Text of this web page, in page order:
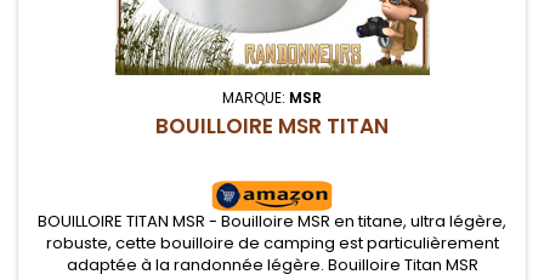
MARQUE: MSR
BOUILLOIRE MSR TITAN
BOUILLOIRE TITAN MSR - Bouilloire MSR en titane, ultra légère,
robuste, cette bouilloire de camping est particulièrement
adaptée à la randonnée légère. Bouilloire Titan MSR